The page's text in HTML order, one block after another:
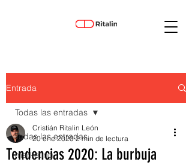
Entrada
Todas las entradas
marketing
Todas las entradas
Tendencias 2020: La burbuja
Cristián Ritalin León
20 ene 2020 2 min de lectura